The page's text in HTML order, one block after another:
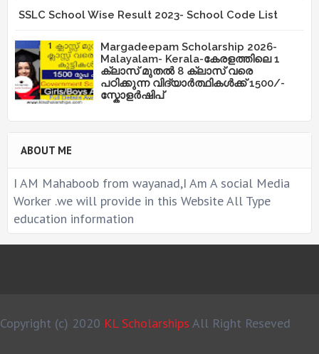
SSLC School Wise Result 2023- School Code List
Margadeepam Scholarship 2026-
Malayalam- Kerala-കേരളത്തിലെ 1
ക്ലാസ് മുതൽ 8 ക്ലാസ് വരെ
പഠിക്കുന്ന വിദ്യാർത്ഥികൾക്ക് 1500/-
സ്കോളർഷിപ്
ABOUT ME
I AM Mahaboob from wayanad,I Am A social Media
Worker .we will provide in this Website All Type
education information
Copyright (c) 2020 KL Scholarships All Right Reseved